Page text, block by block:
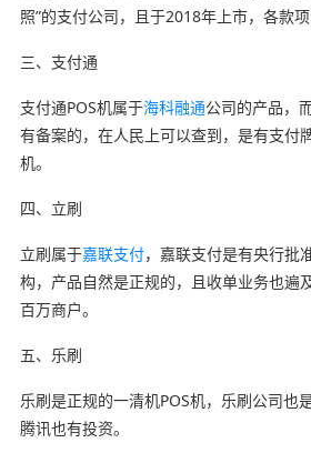
照”的支付公司，且于2018年上市，各款项
三、支付通
支付通POS机属于海科融通公司的产品，
有备案的，在人民上可以查到，是有支付
机。
四、立刷
立刷属于嘉联支付，嘉联支付是有央行批
构，产品自然是正规的，且收单业务也遍
百万商户。
五、乐刷
乐刷是正规的一清机POS机，乐刷公司也
腾讯也有投资。